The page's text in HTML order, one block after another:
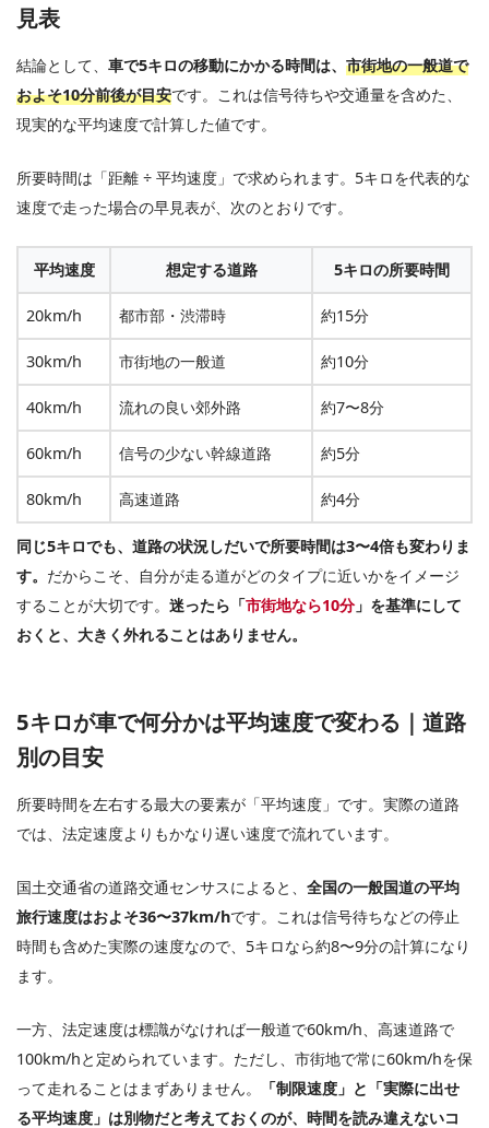
見表
結論として、 車で5キロの移動にかかる時間は、 市街地の一般道で
およそ10分前後が目安です。これは信号待ちや交通量を含めた、
現実的な平均速度で計算した値です。
所要時間は「距離 ÷ 平均速度」で求められます。5キロを代表的な
速度で走った場合の早見表が、次のとおりです。
平均速度 想定する道路 5キロの所要時間
20km/h 都市部・渋滞時 約15分
30km/h 市街地の一般道 約10分
40km/h 流れの良い郊外路 約7〜8分
60km/h 信号の少ない幹線道路 約5分
80km/h 高速道路 約4分
同じ5キロでも、道路の状況しだいで所要時間は3〜4倍も変わりま
す。 だからこそ、自分が走る道がどのタイプに近いかをイメージ
することが大切です。 迷ったら「市街地なら10分」を基準にして
おくと、大きく外れることはありません。
5キロが車で何分かは平均速度で変わる｜道路
別の目安
所要時間を左右する最大の要素が「平均速度」です。実際の道路
では、法定速度よりもかなり遅い速度で流れています。
国土交通省の道路交通センサスによると、 全国の一般国道の平均
旅行速度はおよそ36〜37km/hです。これは信号待ちなどの停止
時間も含めた実際の速度なので、5キロなら約8〜9分の計算になり
ます。
一方、法定速度は標識がなければ一般道で60km/h、高速道路で
100km/hと定められています。ただし、市街地で常に60km/hを保
って走れることはまずありません。
「制限速度」と「実際に出せ
る平均速度」は別物だと考えておくのが、時間を読み違えないコ